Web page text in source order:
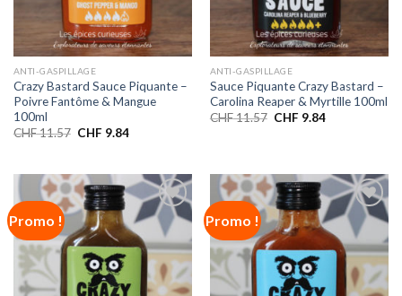
ANTI-GASPILLAGE
Crazy Bastard Sauce Piquante –
Poivre Fantôme & Mangue
100ml
CHF11.57 CHF 9.84
ANTI-GASPILLAGE
Sauce Piquante Crazy Bastard –
Carolina Reaper & Myrtille 100ml
CHF11.57 CHF 9.84
Promo !
Ajouter
à la liste
de
souhaits
Promo !
Ajouter
à la liste
de
souhaits